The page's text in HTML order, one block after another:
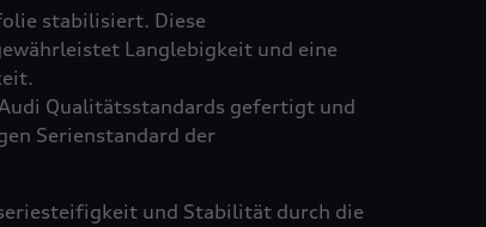
stabilisiert. Diese
Langlebigkeit und eine
Qualitätsstandards gefertigt und
Serienstandard der
und Stabilität durch die